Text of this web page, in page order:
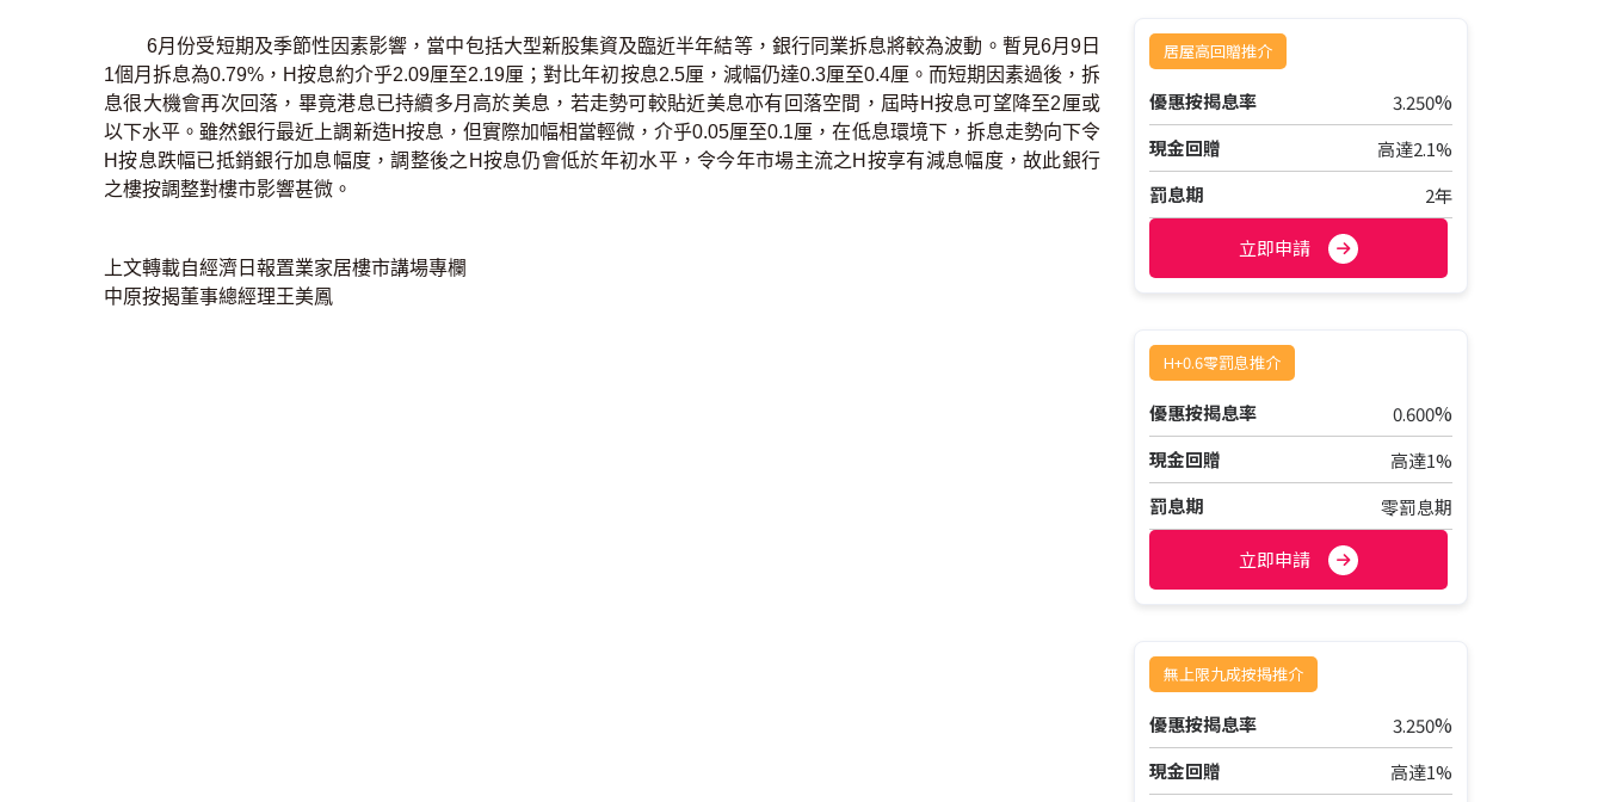
6月份受短期及季節性因素影響，當中包括大型新股集資及臨近半年結等，銀行同業拆息將較為波動。暫見6月9日
1個月拆息為0.79%，H按息約介乎2.09厘至2.19厘；對比年初按息2.5厘，減幅仍達0.3厘至0.4厘。而短期因素過後，拆
息很大機會再次回落，畢竟港息已持續多月高於美息，若走勢可較貼近美息亦有回落空間，屆時H按息可望降至2厘或
以下水平。雖然銀行最近上調新造H按息，但實際加幅相當輕微，介乎0.05厘至0.1厘，在低息環境下，拆息走勢向下令
H按息跌幅已抵銷銀行加息幅度，調整後之H按息仍會低於年初水平，令今年市場主流之H按享有減息幅度，故此銀行
之樓按調整對樓市影響甚微。
上文轉載自經濟日報置業家居樓市講場專欄
中原按揭董事總經理王美鳳
居屋高回贈推介
優惠按揭息率 3.250%
現金回贈
高達2.1%
罰息期
2年
立即申請
H+0.6零罰息推介
優惠按揭息率 0.600%
現金回贈
高達1%
罰息期
零罰息期
立即申請
無上限九成按揭推介
優惠按揭息率 3.250%
現金回贈
高達1%